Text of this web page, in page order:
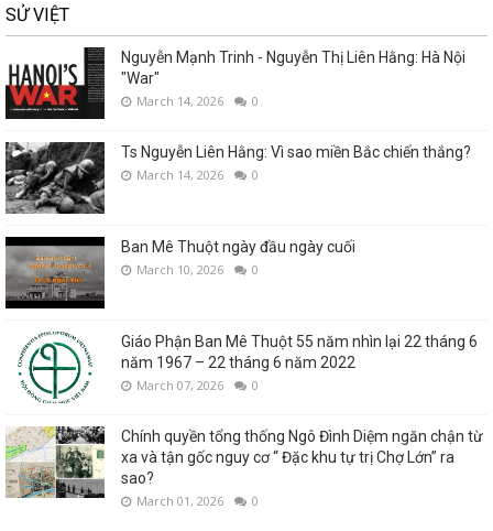
SỬ VIỆT
Nguyễn Mạnh Trinh - Nguyễn Thị Liên Hằng: Hà Nội
"War"
March 14, 2026 0
Ts Nguyễn Liên Hằng: Vì sao miền Bắc chiến thắng?
March 14, 2026 0
Ban Mê Thuột ngày đầu ngày cuối
March 10, 2026 0
Giáo Phận Ban Mê Thuột 55 năm nhìn lại 22 tháng 6
năm 1967 – 22 tháng 6 năm 2022
March 07, 2026 0
Chính quyền tổng thống Ngô Đình Diệm ngăn chận từ
xa và tận gốc nguy cơ “ Đặc khu tự trị Chợ Lớn” ra
sao?
March 01, 2026 0